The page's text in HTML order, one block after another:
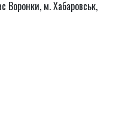
Воронки, м. Хабаровськ,